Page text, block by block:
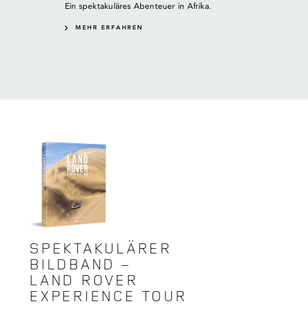
Ein spektakuläres Abenteuer in Afrika.
MEHR ERFAHREN
SPEKTAKULÄRER
BILDBAND –
LAND ROVER
EXPERIENCE TOUR